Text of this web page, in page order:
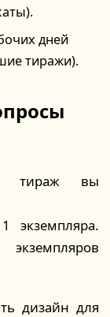
дней
тиражи).
тираж вы
дизайн для